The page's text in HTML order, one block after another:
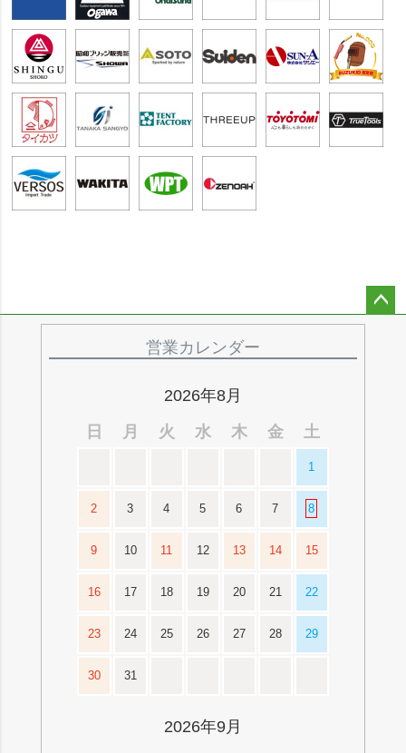
営業カレンダー
2026年8月
日
月 火 水 木 金 土
1
2 3 4 5 6 7 8
9 10 11 12 13 14 15
16 17 18 19 20 21 22
23 24 25 26 27 28 29
30 31
2026年9月